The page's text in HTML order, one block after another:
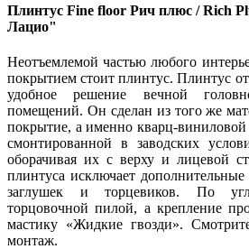
Плинтус Fine floor Рич плюс / Rich
Лацио"
Неотъемлемой частью любого
покрытием стоит плинтус. Плинтус
удобное решение вечной
помещений. Он сделан из того же
покрытие, а именно кварц-
смонтированной в заводских
оборачивая их с верху и лицевой
плинтуса исключает
заглушек и торцевиков. По
торцовочной пилой, а крепление
мастику «Жидкие гвозди».
монтаж.